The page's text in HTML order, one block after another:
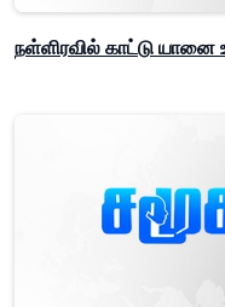
நள்ளிரவில் காட்டு யானை